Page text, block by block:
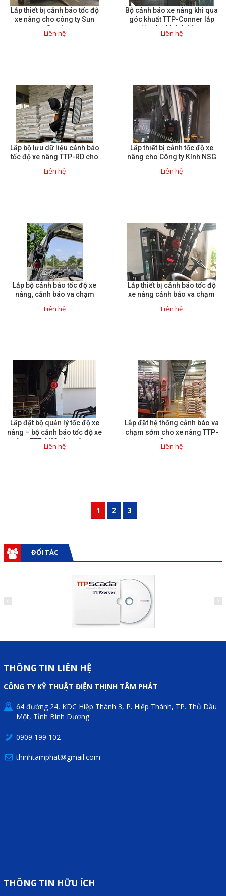
Lắp thiết bị cảnh báo tốc độ
xe nâng cho công ty Sun
Steel
Liên hệ
Bộ cảnh báo xe nâng khi qua
góc khuất TTP-Conner lắp
đặt cho khách hàng
Liên hệ
Lắp bộ lưu dữ liệu cảnh báo
tốc độ xe nâng TTP-RD cho
khách hàng
Liên hệ
Lắp thiết bị cảnh tốc độ xe
nâng cho Công ty Kính NSG
Việt Nam
Liên hệ
Lắp bộ cảnh báo tốc độ xe
nâng, cảnh báo va chạm
sớm cho Nishio Rent All
Liên hệ
Lắp thiết bị cảnh báo tốc độ
xe nâng cảnh báo va chạm
sớm cho Freetrend VN
Liên hệ
Lắp đặt bộ quản lý tốc độ xe
nâng – bộ cảnh báo tốc độ xe
nâng TTP-V03 cho công ty
Washin
Liên hệ
Lắp đặt hệ thống cảnh báo va
chạm sớm cho xe nâng TTP-
Conner
Liên hệ
1 2 3
ĐỐI TÁC
THÔNG TIN LIÊN HỆ
CÔNG TY KỸ THUẬT ĐIỆN THỊNH TÂM PHÁT
64 đường 24, KDC Hiệp Thành 3, P. Hiệp Thành, TP. Thủ Dầu
Một, Tỉnh Bình Dương
0909 199 102
thinhtamphat@gmail.com
THÔNG TIN HỮU ÍCH